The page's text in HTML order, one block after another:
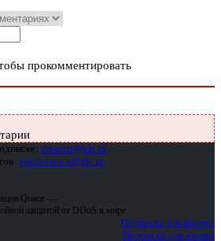
прокомментировать
support@glc.ru
yakovleva.a@glc.ru
Qrator —
защитой от DDoS в мире
Подписка для физлиц
Подписка для юрлиц